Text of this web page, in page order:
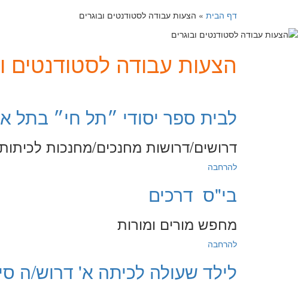
דף הבית » הצעות עבודה לסטודנטים ובוגרים
הצעות עבודה לסטודנטים
לבית ספר יסודי ״תל חי״ בתל
דרושים/דרושות מחנכים/מחנכות
להרחבה
בי"ס דרכים
מחפש מורים ומורות
להרחבה
לילד שעולה לכיתה א' דרוש/ה